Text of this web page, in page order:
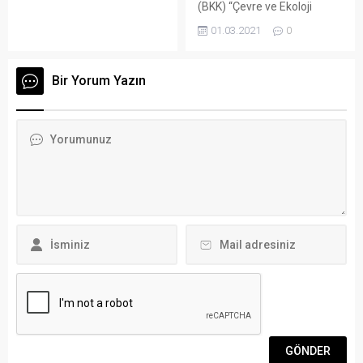
Geriş’te dün itibariyle dev
türbinlerin parçaları bölgeye
taşınmaya başlandı. Açılan
davalara, yürütmeyi
durdurma kararlarına ve
firmanın lisans süresinin
(BKK) “Çevre ve Ekoloji
Meclisi” kurulması nedeniyle
konuya duyarlı olan tüm
01.03.2021 0
Bir Yorum Yazın